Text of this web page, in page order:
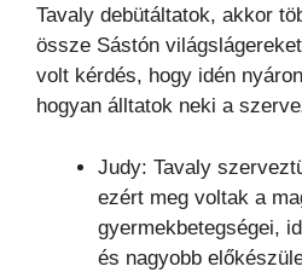
Tavaly debütáltatok, akkor
össze Sástón
volt kérdés, hogy idén
hogyan álltatok neki a
Judy: Tavaly
ezért meg voltak a
gyermekbetegségei,
és nagyobb